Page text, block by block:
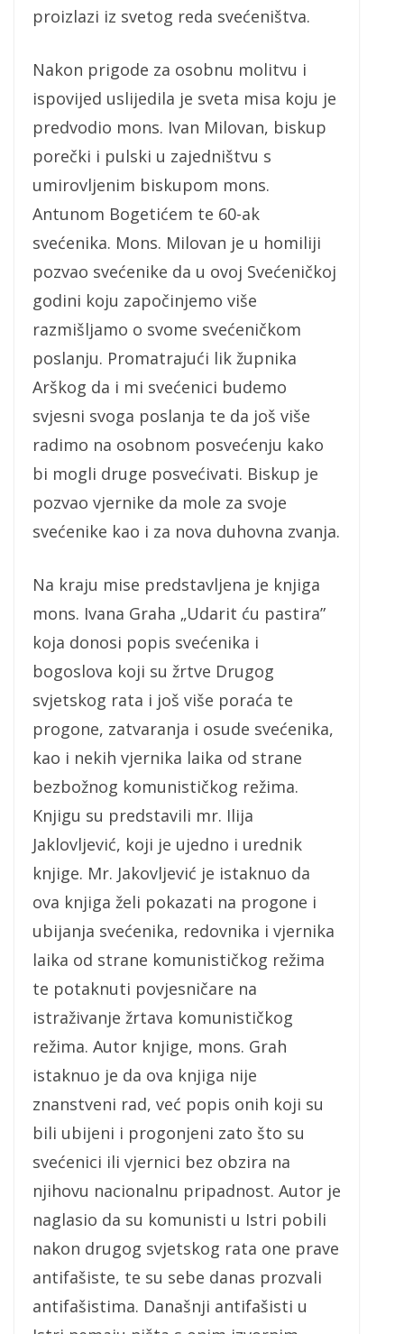
proizlazi iz svetog reda svećeništva.
Nakon prigode za osobnu molitvu i
ispovijed uslijedila je sveta misa koju je
predvodio mons. Ivan Milovan, biskup
porečki i pulski u zajedništvu s
umirovljenim biskupom mons.
Antunom Bogetićem te 60-ak
svećenika. Mons. Milovan je u homiliji
pozvao svećenike da u ovoj Svećeničkoj
godini koju započinjemo više
razmišljamo o svome svećeničkom
poslanju. Promatrajući lik župnika
Arškog da i mi svećenici budemo
svjesni svoga poslanja te da još više
radimo na osobnom posvećenju kako
bi mogli druge posvećivati. Biskup je
pozvao vjernike da mole za svoje
svećenike kao i za nova duhovna zvanja.
Na kraju mise predstavljena je knjiga
mons. Ivana Graha „Udarit ću pastira”
koja donosi popis svećenika i
bogoslova koji su žrtve Drugog
svjetskog rata i još više poraća te
progone, zatvaranja i osude svećenika,
kao i nekih vjernika laika od strane
bezbožnog komunističkog režima.
Knjigu su predstavili mr. Ilija
Jaklovljević, koji je ujedno i urednik
knjige. Mr. Jakovljević je istaknuo da
ova knjiga želi pokazati na progone i
ubijanja svećenika, redovnika i vjernika
laika od strane komunističkog režima
te potaknuti povjesničare na
istraživanje žrtava komunističkog
režima. Autor knjige, mons. Grah
istaknuo je da ova knjiga nije
znanstveni rad, već popis onih koji su
bili ubijeni i progonjeni zato što su
svećenici ili vjernici bez obzira na
njihovu nacionalnu pripadnost. Autor je
naglasio da su komunisti u Istri pobili
nakon drugog svjetskog rata one prave
antifašiste, te su sebe danas prozvali
antifašistima. Današnji antifašisti u